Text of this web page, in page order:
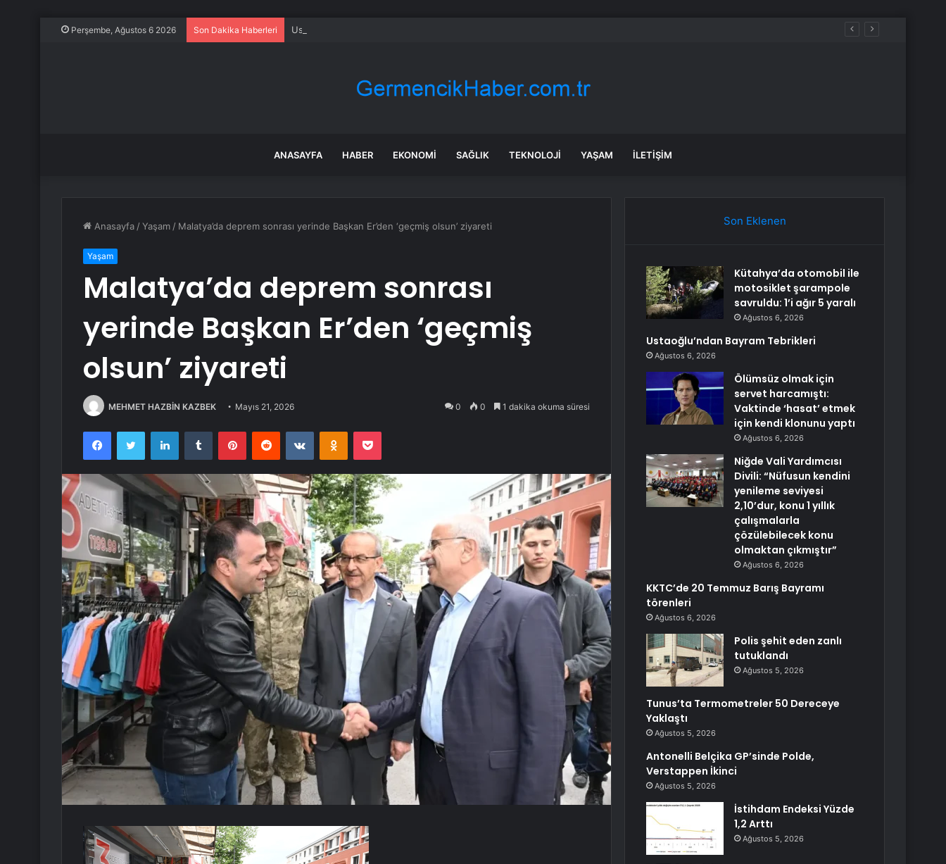
Perşembe, Ağustos 6 2026 Son Dakika Haberleri Ustaoğlu’ndan Bayram Tebrikleri
ANASAYFA HABER EKONOMI SAĞLIK TEKNOLOJI YAŞAM İLETIŞIM
Anasayfa /Yaşam / Malatya’da deprem sonrası yerinde Başkan Er’den ‘geçmiş olsun’ ziyareti
Yaşam
Malatya’da deprem sonrası
yerinde Başkan Er’den ‘geçmiş
olsun’ ziyareti
MEHMET HAZBİN KAZBEK Mayıs 21, 2026 0 0 1 dakika okuma süresi
FacebookTwitter LinkedInTumblr PinterestReddit VKontakteOdnoklassniki
Pocket
Son Eklenen
Kütahya’da otomobil ile
motosiklet şarampole
savruldu: 1’i ağır 5 yaralı
Ağustos 6, 2026
Ustaoğlu’ndan Bayram Tebrikleri
Ağustos 6, 2026
Ölümsüz olmak için
servet harcamıştı:
Vaktinde ‘hasat’ etmek
için kendi klonunu yaptı
Ağustos 6, 2026
Niğde Vali Yardımcısı
Divili: “Nüfusun kendini
yenileme seviyesi
2,10’dur, konu 1 yıllık
çalışmalarla
çözülebilecek konu
olmaktan çıkmıştır”
Ağustos 6, 2026
KKTC’de 20 Temmuz Barış Bayramı
törenleri
Ağustos 6, 2026
Polis şehit eden zanlı
tutuklandı
Ağustos 5, 2026
Tunus’ta Termometreler 50 Dereceye
Yaklaştı
Ağustos 5, 2026
Antonelli Belçika GP’sinde Polde,
Verstappen İkinci
Ağustos 5, 2026
İstihdam Endeksi Yüzde
1,2 Arttı
Ağustos 5, 2026